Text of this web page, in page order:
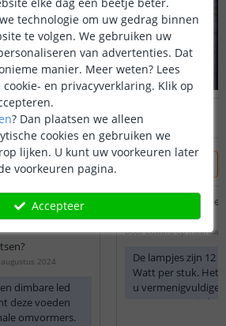
spot (RGBWW
4W MR16
2024
dimbare led
deze voeden
omvormers.
Welke led driver
nodig.
Door Edward op maandag
De lampjes zijn 12
Watt per stuk. Het
u
met 10%. Dat is
technologie om uw gedrag binnen
te volgen. We gebruiken uw
van advertenties. Dat
manier. Meer weten? Lees
cookie- en privacyverklaring. Klik op
? Dan plaatsen we alleen
cookies en gebruiken we
lijken. U kunt uw voorkeuren later
voorkeuren pagina.
Accepteer